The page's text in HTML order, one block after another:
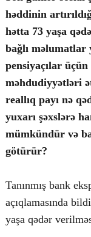
© 2026. Shownews.az
Created by Netservice.az
həddinin
hətta 73 yaşa
bağlı məlumatlar
pensiyaçılar
məhdudiyyətləri
reallıq payı nə
yuxarı şəxslərə
mümkündür və
götürür?
Tanınmış bank
açıqlamasında
yaşa qədər